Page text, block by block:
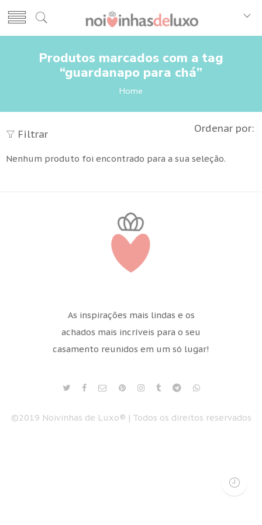
Produtos marcados com a tag
“guardanapo para chá”
Home
Filtrar Ordenar por:
Nenhum produto foi encontrado para a sua seleção.
As inspirações mais lindas e os
achados mais incríveis para o seu
casamento reunidos em um só lugar!
©2019 Noivinhas de Luxo® | Todos os direitos reservados